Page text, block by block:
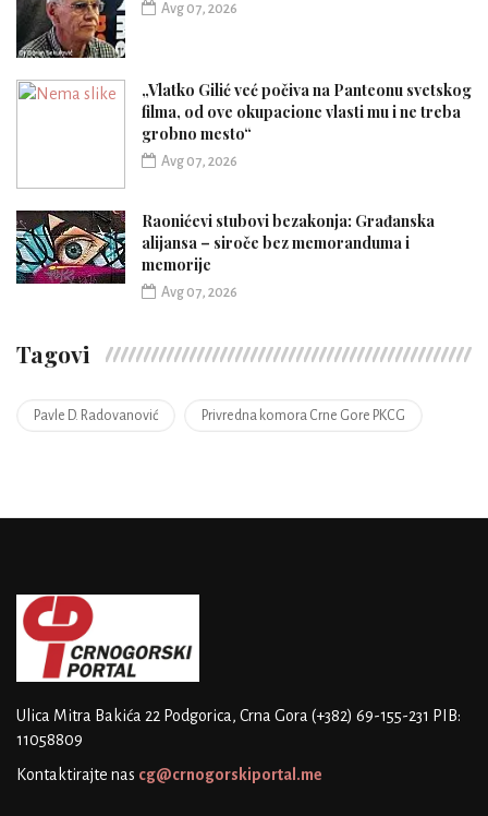
Avg 07, 2026
„Vlatko Gilić već počiva na Panteonu svetskog
filma, od ove okupacione vlasti mu i ne treba
grobno mesto“
Avg 07, 2026
Raonićevi stubovi bezakonja: Građanska
alijansa – siroče bez memoranduma i
memorije
Avg 07, 2026
Tagovi
Pavle D. Radovanović Privredna komora Crne Gore PKCG
Ulica Mitra Bakića 22 Podgorica, Crna Gora (+382) 69-155-231 PIB:
11058809
Kontaktirajte nas cg@crnogorskiportal.me